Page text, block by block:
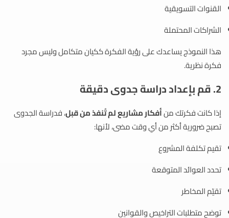
القنوات التسويقية
الشراكات المحتملة
هذا النموذج يساعدك على رؤية الفكرة ككيان متكامل وليس مجرد
فكرة نظرية.
2. قم بإعداد دراسة جدوى دقيقة
إذا كانت فكرتك منأفكار مشاريع لم تُنفذ من قبل، فدراسة الجدوى
تصبح ضرورية أكثر من أي وقت مضى، لأنها:
تقيم تكلفة المشروع
تحدد العوائد المتوقعة
تقيّم المخاطر
توضح متطلبات التراخيص والقوانين